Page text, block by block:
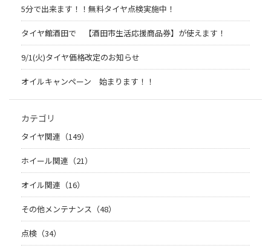
5分で出来ます！！無料タイヤ点検実施中！
タイヤ館酒田で 【酒田市生活応援商品券】が使えます！
9/1(火)タイヤ価格改定のお知らせ
オイルキャンペーン 始まります！！
カテゴリ
タイヤ関連（149）
ホイール関連（21）
オイル関連（16）
その他メンテナンス（48）
点検（34）